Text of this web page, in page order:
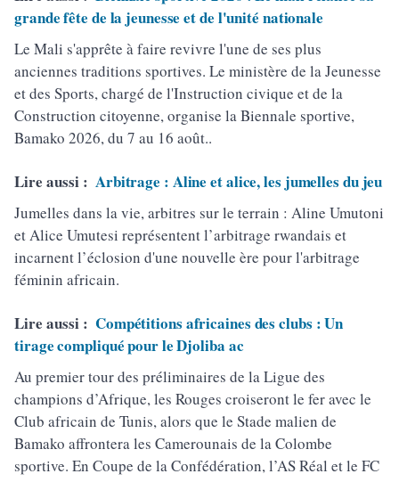
grande fête de la jeunesse et de l'unité nationale
Le Mali s'apprête à faire revivre l'une de ses plus
anciennes traditions sportives. Le ministère de la Jeunesse
et des Sports, chargé de l'Instruction civique et de la
Construction citoyenne, organise la Biennale sportive,
Bamako 2026, du 7 au 16 août..
Lire aussi : Arbitrage : Aline et alice, les jumelles du jeu
Jumelles dans la vie, arbitres sur le terrain : Aline Umutoni
et Alice Umutesi représentent l’arbitrage rwandais et
incarnent l’éclosion d'une nouvelle ère pour l'arbitrage
féminin africain.
Lire aussi : Compétitions africaines des clubs : Un
tirage compliqué pour le Djoliba ac
Au premier tour des préliminaires de la Ligue des
champions d’Afrique, les Rouges croiseront le fer avec le
Club africain de Tunis, alors que le Stade malien de
Bamako affrontera les Camerounais de la Colombe
sportive. En Coupe de la Confédération, l’AS Réal et le FC